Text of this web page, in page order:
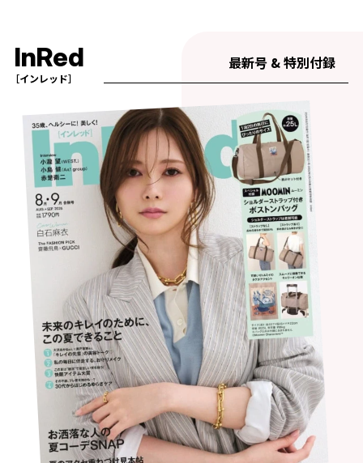
InRed
［インレッド］
最新号 & 特別付録